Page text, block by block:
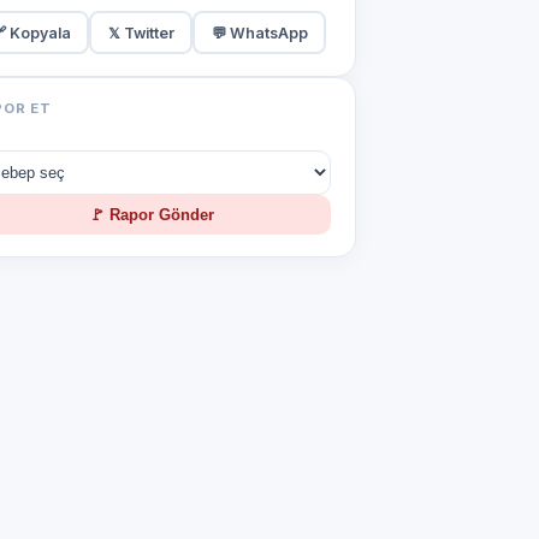
Kopyala 𝕏 Twitter 💬 WhatsApp
ET
🚩 Rapor Gönder